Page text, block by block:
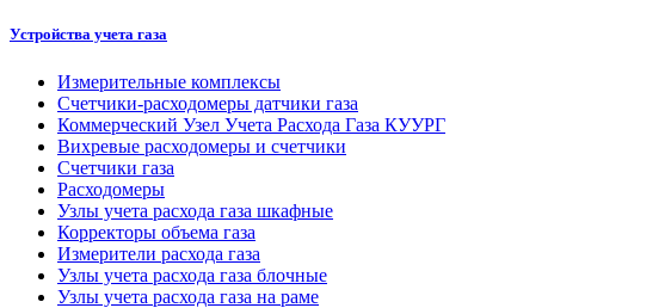
Устройства учета газа
Измерительные комплексы
Счетчики-расходомеры датчики газа
Коммерческий Узел Учета Расхода Газа КУУРГ
Вихревые расходомеры и счетчики
Счетчики газа
Расходомеры
Узлы учета расхода газа шкафные
Корректоры объема газа
Измерители расхода газа
Узлы учета расхода газа блочные
Узлы учета расхода газа на раме